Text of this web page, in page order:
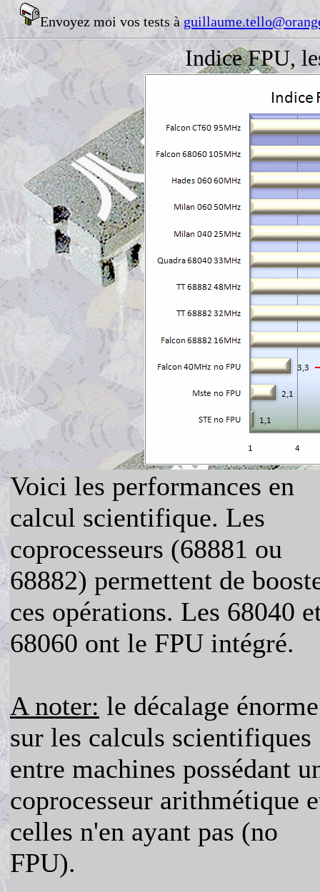
Envoyez moi vos tests à
Indice FPU,
Voici les performances en
calcul scientifique. Les
coprocesseurs (68881 ou
68882) permettent de
ces opérations. Les 68040
68060 ont le FPU intégré.
A noter: le décalage énorme
sur les calculs scientifiques
entre machines possédant
coprocesseur arithmétique
celles n'en ayant pas (no
FPU).